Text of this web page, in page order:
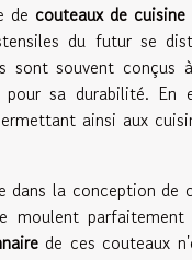
de couteaux de cuisine
du futur se
sont souvent conçus
sa durabilité.
ainsi aux
dans la conception de
moulent
de ces couteaux